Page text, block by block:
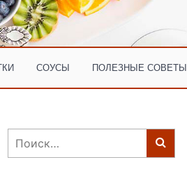
СОУСЫ ПОЛЕЗНЫЕ СОВЕТЫ
Найти: